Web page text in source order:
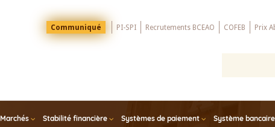
Menu
Top
Communiqué PI-SPI Recrutements BCEAO COFEB Prix
Marchés Stabilité financière Systèmes de paiement Système